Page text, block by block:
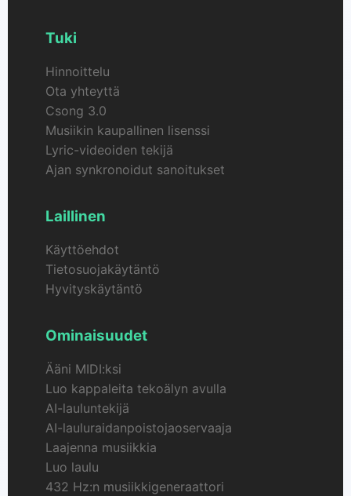
Tuki
Hinnoittelu
Ota yhteyttä
Csong 3.0
Musiikin kaupallinen lisenssi
Lyric-videoiden tekijä
Ajan synkronoidut sanoitukset
Laillinen
Käyttöehdot
Tietosuojakäytäntö
Hyvityskäytäntö
Ominaisuudet
Ääni MIDI:ksi
Luo kappaleita tekoälyn avulla
AI-lauluntekijä
AI-lauluraidanpoistojaoservaaja
Laajenna musiikkia
Luo laulu
432 Hz:n musiikkigeneraattori